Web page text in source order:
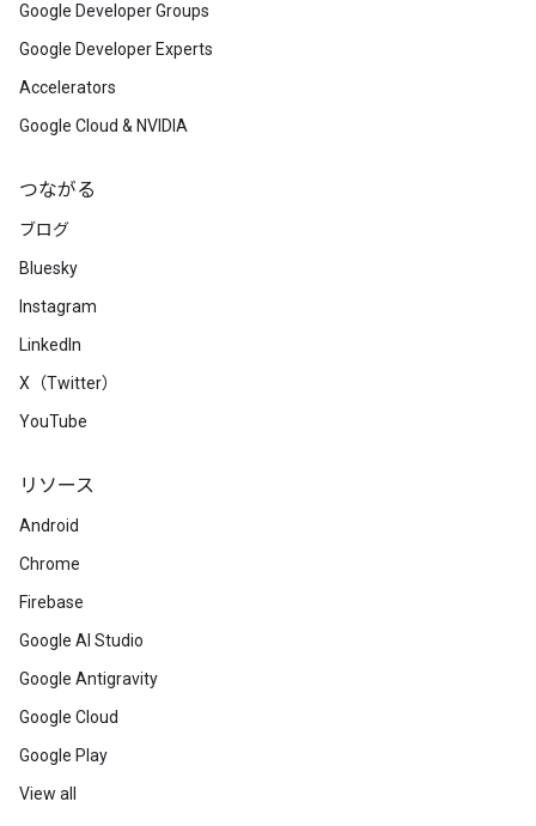
Google Developer Groups
Google Developer Experts
Accelerators
Google Cloud & NVIDIA
つながる
ブログ
Bluesky
Instagram
LinkedIn
X（Twitter）
YouTube
リソース
Android
Chrome
Firebase
Google AI Studio
Google Antigravity
Google Cloud
Google Play
View all